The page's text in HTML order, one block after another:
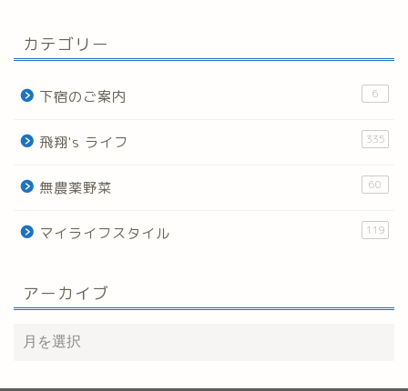
カテゴリー
下宿のご案内 6
飛翔's ライフ 335
無農薬野菜 60
マイライフスタイル 119
アーカイブ